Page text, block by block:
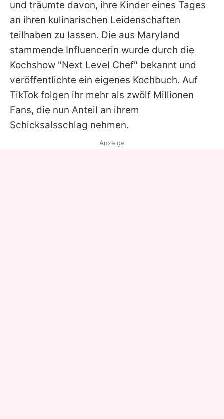
und träumte davon, ihre Kinder eines Tages
an ihren kulinarischen Leidenschaften
teilhaben zu lassen. Die aus Maryland
stammende Influencerin wurde durch die
Kochshow "Next Level Chef" bekannt und
veröffentlichte ein eigenes Kochbuch. Auf
TikTok folgen ihr mehr als zwölf Millionen
Fans, die nun Anteil an ihrem
Schicksalsschlag nehmen.
Anzeige